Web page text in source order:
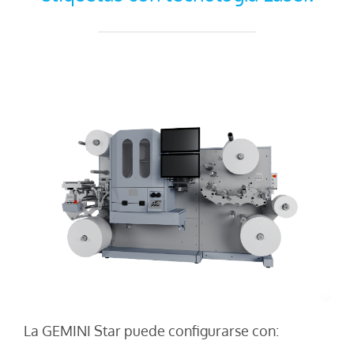
La GEMINI Star puede configurarse con: